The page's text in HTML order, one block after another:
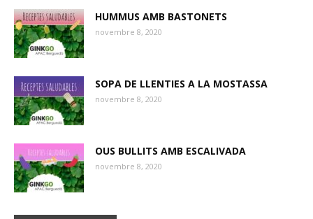
HUMMUS AMB BASTONETS
novembre 8, 2020
SOPA DE LLENTIES A LA MOSTASSA
novembre 8, 2020
OUS BULLITS AMB ESCALIVADA
novembre 8, 2020